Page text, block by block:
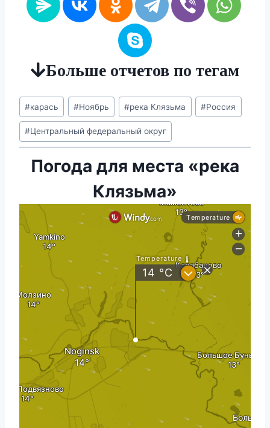
Больше отчетов по тегам
Метки
записи:
#карась #Ноябрь #река Клязьма #Россия
#Центральный федеральный округ
Погода для места «река
Клязьма»